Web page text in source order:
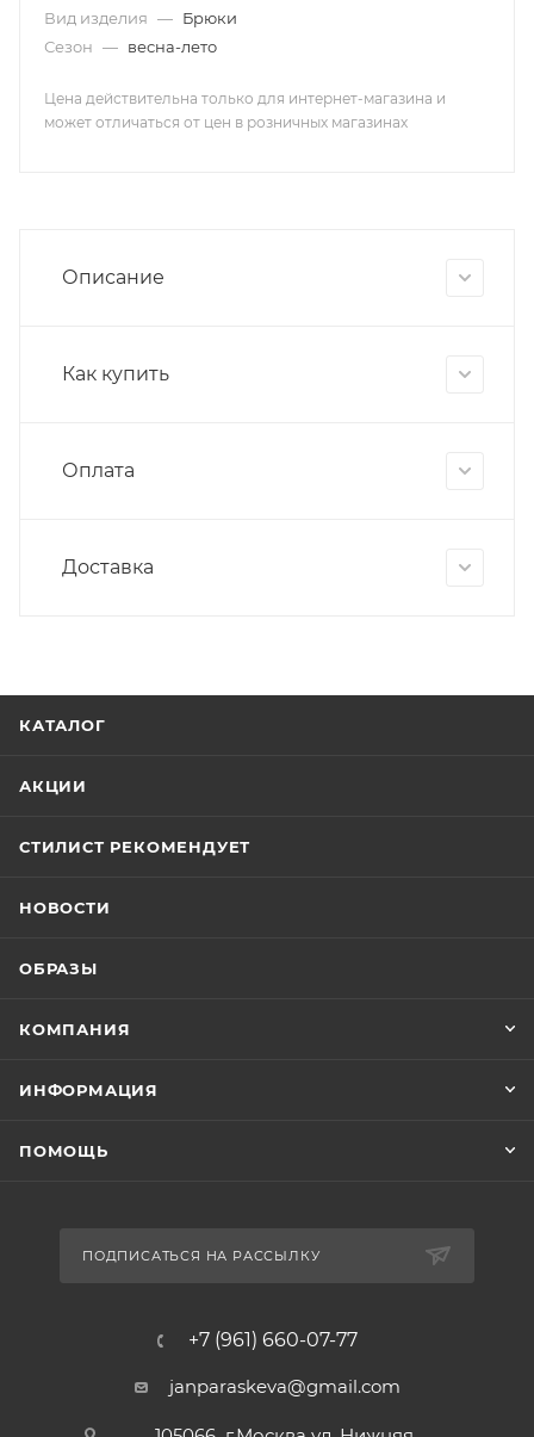
Вид изделия — Брюки
Сезон — весна-лето
Цена действительна только для интернет-магазина и
может отличаться от цен в розничных магазинах
Описание
Как купить
Оплата
Доставка
КАТАЛОГ
АКЦИИ
СТИЛИСТ РЕКОМЕНДУЕТ
НОВОСТИ
ОБРАЗЫ
КОМПАНИЯ
ИНФОРМАЦИЯ
ПОМОЩЬ
ПОДПИСАТЬСЯ НА РАССЫЛКУ
+7 (961) 660-07-77
janparaskeva@gmail.com